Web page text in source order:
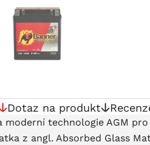
Dotaz na produkt
moderní technologie AGM
z angl. Absorbed Glass